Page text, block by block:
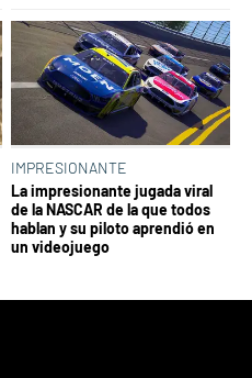
IMPRESIONANTE
La impresionante jugada viral
de la NASCAR de la que todos
hablan y su piloto aprendió en
un videojuego